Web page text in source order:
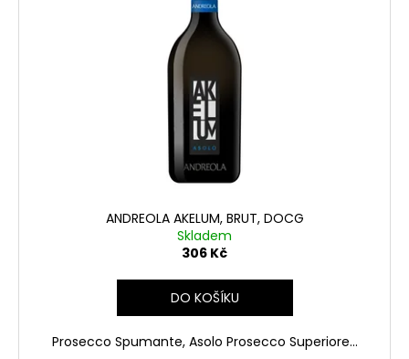
ANDREOLA AKELUM, BRUT, DOCG
Skladem
306 Kč
DO KOŠÍKU
Prosecco Spumante, Asolo Prosecco Superiore...